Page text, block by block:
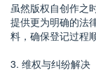
虽然版权自创作之
提供更为明确的法
料，确保登记过程
3. 维权与纠纷解决